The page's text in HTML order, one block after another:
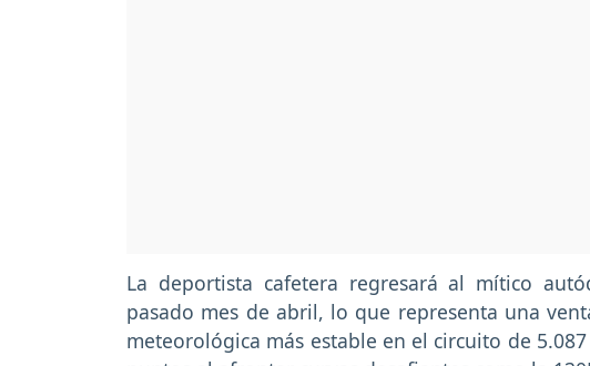
La deportista cafetera regresará al mítico
pasado mes de abril, lo que representa una
meteorológica más estable en el circuito de